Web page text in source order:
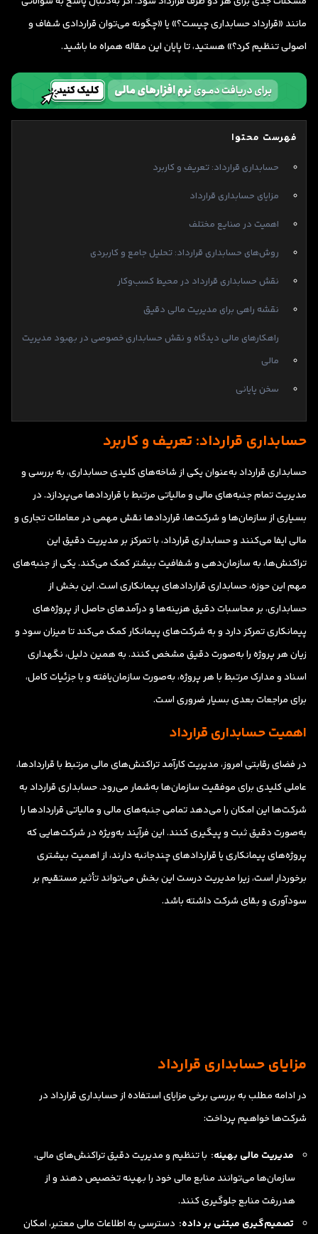
مانند «قرارداد حسابداری چیست؟» یا «چگونه می‌توان قراردادی شفاف و
اصولی تنظیم کرد؟» هستید، تا پایان این مقاله همراه ما باشید.
فهرست محتوا
حسابداری قرارداد: تعریف و کاربرد
مزایای حسابداری قرارداد
اهمیت در صنایع مختلف
روش‌های حسابداری قرارداد: تحلیل جامع و کاربردی
نقش حسابداری قرارداد در محیط کسب‌وکار
نقشه راهی برای مدیریت مالی دقیق
راهکارهای مالی دیدگاه و نقش حسابداری خصوصی در بهبود مدیریت
مالی
سخن پایانی
حسابداری قرارداد: تعریف و کاربرد
حسابداری قرارداد به‌عنوان یکی از شاخه‌های کلیدی حسابداری، به بررسی و
مدیریت تمام جنبه‌های مالی و مالیاتی مرتبط با قراردادها می‌پردازد. در
بسیاری از سازمان‌ها و شرکت‌ها، قراردادها نقش مهمی در معاملات تجاری و
مالی ایفا می‌کنند و حسابداری قرارداد، با تمرکز بر مدیریت دقیق این
تراکنش‌ها، به سازمان‌دهی و شفافیت بیشتر کمک می‌کند. یکی از جنبه‌های
مهم این حوزه، حسابداری قراردادهای پیمانکاری است. این بخش از
حسابداری، بر محاسبات دقیق هزینه‌ها و درآمدهای حاصل از پروژه‌های
پیمانکاری تمرکز دارد و به شرکت‌های پیمانکار کمک می‌کند تا میزان سود و
زیان هر پروژه را به‌صورت دقیق مشخص کنند. به همین دلیل، نگهداری
اسناد و مدارک مرتبط با هر پروژه، به‌صورت سازمان‌یافته و با جزئیات کامل،
برای مراجعات بعدی بسیار ضروری است.
اهمیت حسابداری قرارداد
در فضای رقابتی امروز، مدیریت کارآمد تراکنش‌های مالی مرتبط با قراردادها،
عاملی کلیدی برای موفقیت سازمان‌ها به‌شمار می‌رود. حسابداری قرارداد به
شرکت‌ها این امکان را می‌دهد تمامی جنبه‌های مالی و مالیاتی قراردادها را
به‌صورت دقیق ثبت و پیگیری کنند. این فرآیند به‌ویژه در شرکت‌هایی که
پروژه‌های پیمانکاری یا قراردادهای چندجانبه دارند، از اهمیت بیشتری
برخوردار است، زیرا مدیریت درست این بخش می‌تواند تأثیر مستقیم بر
سودآوری و بقای شرکت داشته باشد.
مزایای حسابداری قرارداد
در ادامه مطلب به بررسی برخی مزایای استفاده از حسابداری قرارداد در
شرکت‌‌ها خواهیم پرداخت:
مدیریت مالی بهینه: با تنظیم و مدیریت دقیق تراکنش‌های مالی،
سازمان‌ها می‌توانند منابع مالی خود را بهینه تخصیص دهند و از
هدررفت منابع جلوگیری کنند.
تصمیم‌گیری مبتنی بر داده: دسترسی به اطلاعات مالی معتبر، امکان